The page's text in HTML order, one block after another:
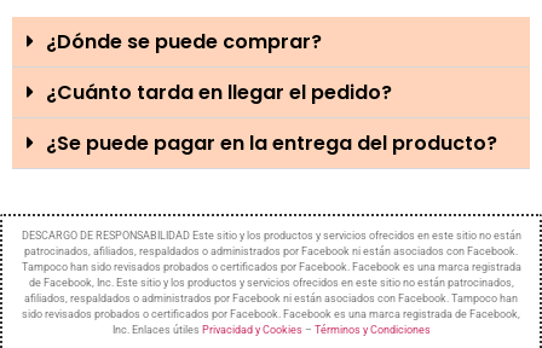
¿Dónde se puede comprar?
¿Cuánto tarda en llegar el pedido?
¿Se puede pagar en la entrega del producto?
DESCARGO DE RESPONSABILIDAD Este sitio y los productos y servicios ofrecidos en este sitio no están
patrocinados, afiliados, respaldados o administrados por Facebook ni están asociados con Facebook.
Tampoco han sido revisados ​​probados o certificados por Facebook. Facebook es una marca registrada
de Facebook, Inc. Este sitio y los productos y servicios ofrecidos en este sitio no están patrocinados,
afiliados, respaldados o administrados por Facebook ni están asociados con Facebook. Tampoco han
sido revisados ​​probados o certificados por Facebook. Facebook es una marca registrada de Facebook,
Inc. Enlaces útiles Privacidad y Cookies– Términos y Condiciones